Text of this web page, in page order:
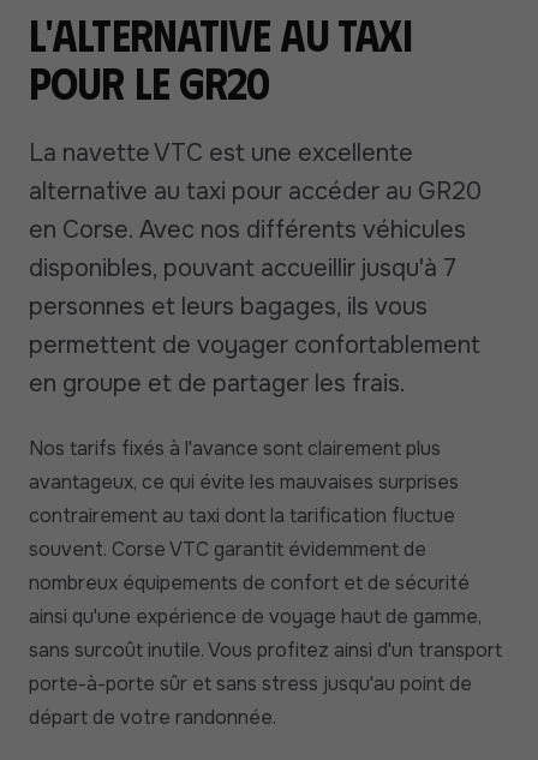
L'alternative au taxi
pour le GR20
La navette VTC est une excellente
alternative au taxi pour accéder au GR20
en Corse. Avec nos différents véhicules
disponibles, pouvant accueillir jusqu'à 7
personnes et leurs bagages, ils vous
permettent de voyager confortablement
en groupe et de partager les frais.
Nos tarifs fixés à l'avance sont clairement plus
avantageux, ce qui évite les mauvaises surprises
contrairement au taxi dont la tarification fluctue
souvent. Corse VTC garantit évidemment de
nombreux équipements de confort et de sécurité
ainsi qu'une expérience de voyage haut de gamme,
sans surcoût inutile. Vous profitez ainsi d'un transport
porte-à-porte sûr et sans stress jusqu'au point de
départ de votre randonnée.